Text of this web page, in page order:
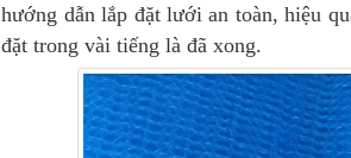
hướng dẫn lắp đặt lưới an toàn, hiệu
đặt trong vài tiếng là đã xong.